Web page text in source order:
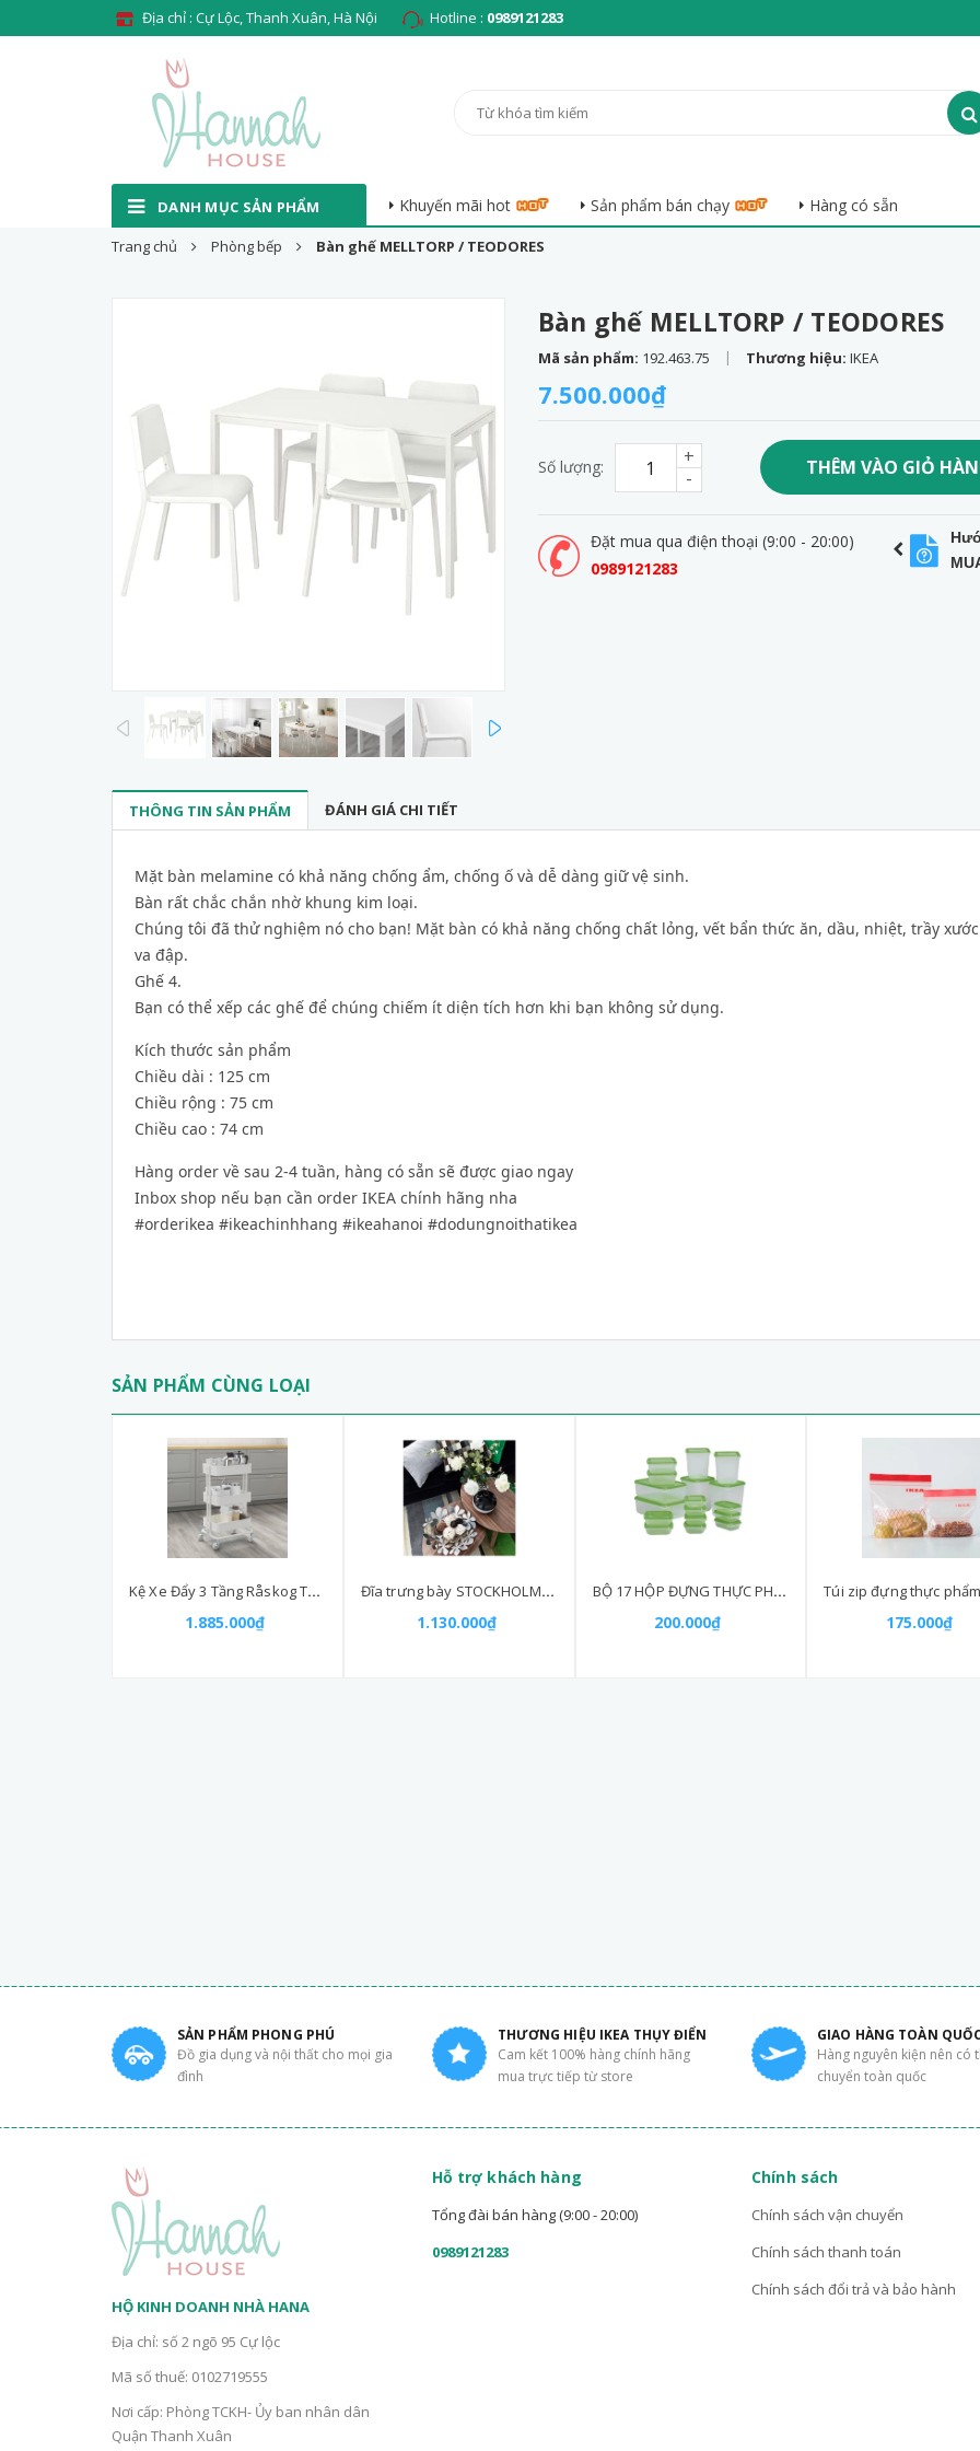
Địa chỉ : Cự Lộc, Thanh Xuân, Hà Nội Hotline : 0989121283
DANH MỤC SẢN PHẨM Khuyến mãi hot Sản phẩm bán chạy Hàng có sẵn
Trang chủ Phòng bếp Bàn ghế MELLTORP / TEODORES
prev
Bàn ghế MELLTORP / TEODORES
Mã sản phẩm: 192.463.75 | Thương hiệu: IKEA
7.500.000₫
Số lượng: -
+ THÊM VÀO GIỎ
Đặt mua qua điện thoại (9:00 - 20:00)
0989121283
THÔNG TIN SẢN PHẨM ĐÁNH GIÁ CHI TIẾT
Mặt bàn melamine có khả năng chống ẩm, chống ố và dễ dàng giữ vệ sinh.
Bàn rất chắc chắn nhờ khung kim loại.
Chúng tôi đã thử nghiệm nó cho bạn! Mặt bàn có khả năng chống chất lỏng, vết bẩn thức ăn, dầu, nhiệt, trầy
va đập.
Ghế 4.
Bạn có thể xếp các ghế để chúng chiếm ít diện tích hơn khi bạn không sử dụng.
Kích thước sản phẩm
Chiều dài : 125 cm
Chiều rộng : 75 cm
Chiều cao : 74 cm
Hàng order về sau 2-4 tuần, hàng có sẵn sẽ được giao ngay
Inbox shop nếu bạn cần order IKEA chính hãng nha
#orderikea #ikeachinhhang #ikeahanoi #dodungnoithatikea
SẢN PHẨM CÙNG LOẠI
Kệ Xe Đẩy 3 Tầng Råskog Trolley 35x45x78cm
1.885.000₫
Đĩa trưng bày STOCKHOLM IKEA màu bạc
1.130.000₫
BỘ 17 HỘP ĐỰNG THỰC PHẨM PRUTA
200.000₫ 175.000₫
SẢN PHẨM PHONG PHÚ
Đồ gia dụng và nội thất cho mọi gia
đình
THƯƠNG HIỆU IKEA THỤY ĐIỂN
Cam kết 100% hàng chính hãng
mua trực tiếp từ store
GIAO HÀNG TOÀN
Hàng nguyên kiện nên có
chuyển toàn quốc
HỘ KINH DOANH NHÀ HANA
Địa chỉ: số 2 ngõ 95 Cự lộc
Mã số thuế: 0102719555
Nơi cấp: Phòng TCKH- Ủy ban nhân dân
Quận Thanh Xuân
Hỗ trợ khách hàng
Tổng đài bán hàng (9:00 - 20:00)
0989121283
Chính sách
Chính sách vận chuyển
Chính sách thanh toán
Chính sách đổi trả và bảo hành